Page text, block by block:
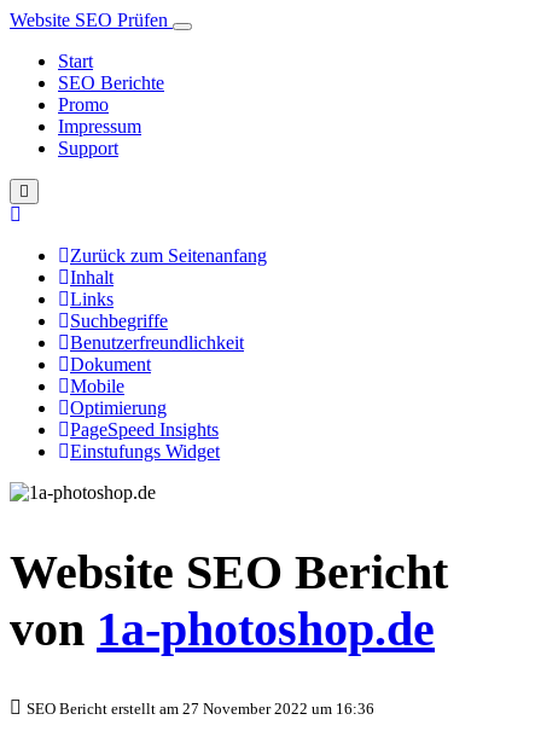
Website SEO Prüfen
Start
SEO Berichte
Promo
Impressum
Support
Zurück zum Seitenanfang
Inhalt
Links
Suchbegriffe
Benutzerfreundlichkeit
Dokument
Mobile
Optimierung
PageSpeed Insights
Einstufungs Widget
Website SEO Bericht
von 1a-photoshop.de
SEO Bericht erstellt am 27 November 2022 um 16:36